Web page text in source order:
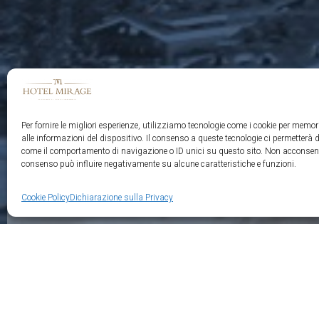
Per fornire le migliori esperienze, utilizziamo tecnologie come i cookie per
alle informazioni del dispositivo. Il consenso a queste tecnologie ci permetterà
come il comportamento di navigazione o ID unici su questo sito. Non
consenso può influire negativamente su alcune caratteristiche e funzioni.
Cookie PolicyDichiarazione sulla Privacy